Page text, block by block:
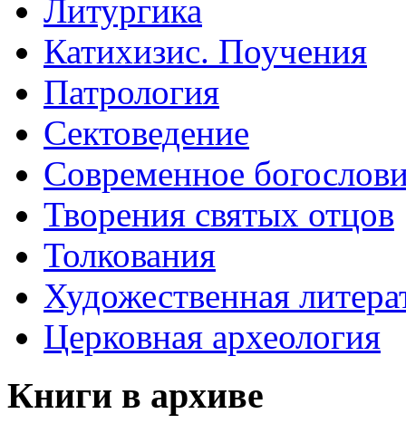
Литургика
Катихизис. Поучения
Патрология
Сектоведение
Современное
Творения святых отцов
Толкования
Художественная
Церковная археология
Книги в архиве